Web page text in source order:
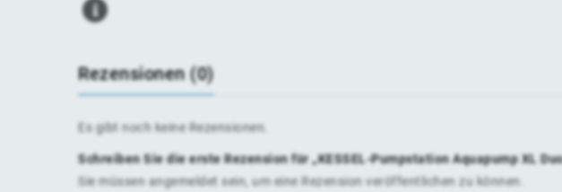
Rezensionen (0)
Es gibt noch keine Rezensionen.
Schreiben Sie die erste Rezension für „KESSEL-Pumpstation Aquapump XL
Sie müssen angemeldet sein, um eine Rezension veröffentlichen zu können.